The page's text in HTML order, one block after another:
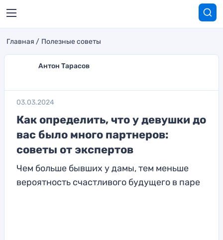
Главная Полезные советы
Антон Тарасов
03.03.2024
Как определить, что у девушки до
вас было много партнеров:
советы от экспертов
Чем больше бывших у дамы, тем меньше
вероятность счастливого будущего в паре